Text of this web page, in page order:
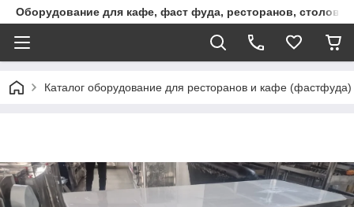
Оборудование для кафе, фаст фуда, ресторанов,
Каталог оборудование для ресторанов и кафе (фастфуда)